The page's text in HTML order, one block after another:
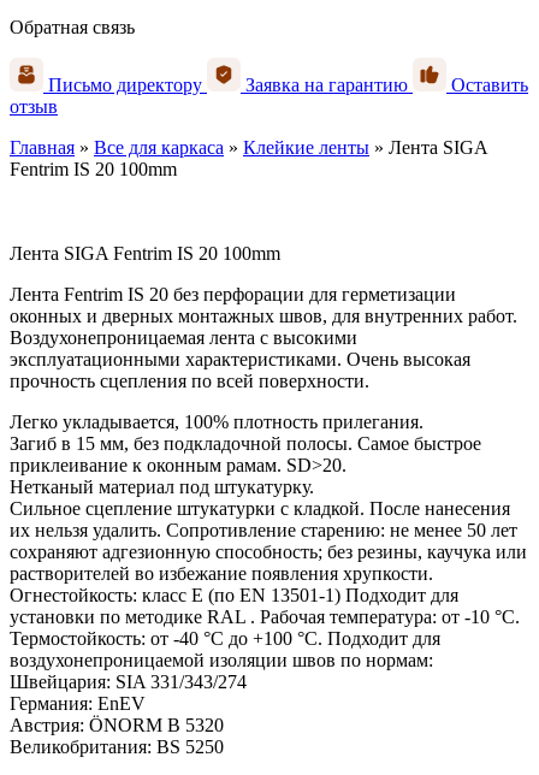
Обратная связь
Письмо директору Заявка на гарантию
Оставить
отзыв
Главная » Все для каркаса » Клейкие ленты » Лента SIGA
Fentrim IS 20 100mm
Лента SIGA Fentrim IS 20 100mm
Лента Fentrim IS 20 без перфорации для герметизации
оконных и дверных монтажных швов, для внутренних работ.
Воздухонепроницаемая лента с высокими
эксплуатационными характеристиками. Очень высокая
прочность сцепления по всей поверхности.
Легко укладывается, 100% плотность прилегания.
Загиб в 15 мм, без подкладочной полосы. Самое быстрое
приклеивание к оконным рамам. SD>20.
Нетканый материал под штукатурку.
Сильное сцепление штукатурки с кладкой. После нанесения
их нельзя удалить. Сопротивление старению: не менее 50 лет
сохраняют адгезионную способность; без резины, каучука или
растворителей во избежание появления хрупкости.
Огнестойкость: класс E (по EN 13501-1) Подходит для
установки по методике RAL . Рабочая температура: от -10 °C.
Термостойкость: от -40 °C до +100 °C. Подходит для
воздухонепроницаемой изоляции швов по нормам:
Швейцария: SIA 331/343/274
Германия: EnEV
Австрия: ÖNORM B 5320
Великобритания: BS 5250